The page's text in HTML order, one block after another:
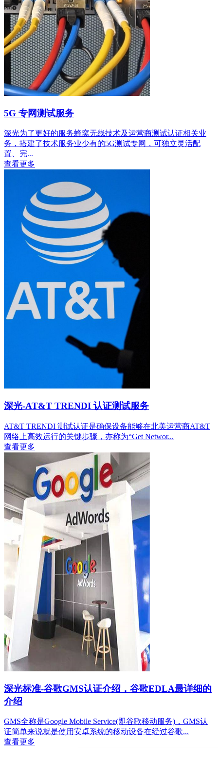
5G 专网测试服务
深光为了更好的服务蜂窝无线技术及运营商测试认证相关业
务，搭建了技术服务业少有的5G测试专网，可独立灵活配
置、完...
查看更多
深光-AT&T TRENDI 认证测试服务
AT&T TRENDI 测试认证是确保设备能够在北美运营商AT&T
网络上高效运行的关键步骤，亦称为“Get Networ...
查看更多
深光标准-谷歌GMS认证介绍，谷歌EDLA最详细的
介绍
GMS全称是Google Mobile Service(即谷歌移动服务)，GMS认
证简单来说就是使用安卓系统的移动设备在经过谷歌...
查看更多